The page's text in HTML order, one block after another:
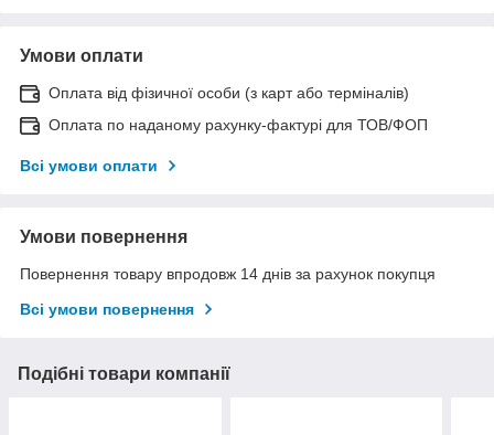
Умови оплати
Оплата від фізичної особи (з карт або терміналів)
Оплата по наданому рахунку-фактурі для ТОВ/ФОП
Всі умови оплати
Умови повернення
Повернення товару впродовж 14 днів за рахунок покупця
Всі умови повернення
Подібні товари компанії